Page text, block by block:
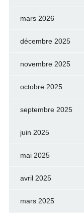
mars 2026
décembre 2025
novembre 2025
octobre 2025
septembre 2025
juin 2025
mai 2025
avril 2025
mars 2025